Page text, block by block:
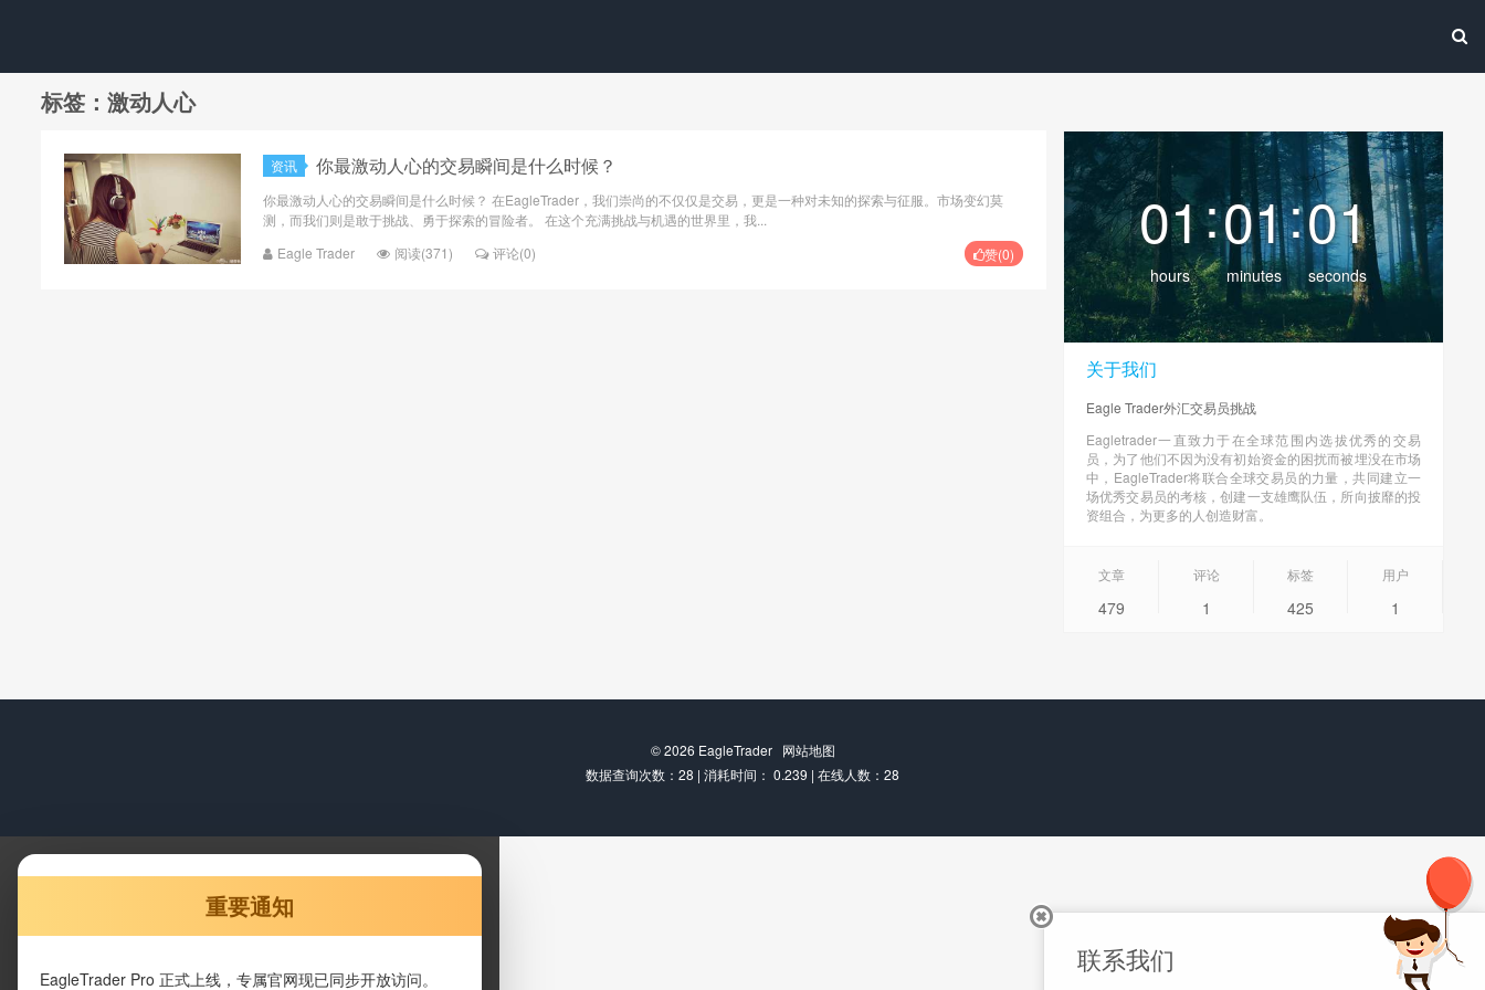
标签：激动人心
资讯 你最激动人心的交易瞬间是什么时候？
你最激动人心的交易瞬间是什么时候？ 在EagleTrader，我们崇尚的不仅仅是交易，更是一种对未知的探索与征服。市场变幻莫
测，而我们则是敢于挑战、勇于探索的冒险者。 在这个充满挑战与机遇的世界里，我...
Eagle Trader
阅读(371) 评论(0) 赞(0) 01
hours
:01
minutes
:01
seconds
关于我们
Eagle Trader外汇交易员挑战
Eagletrader一直致力于在全球范围内选拔优秀的交易
员，为了他们不因为没有初始资金的困扰而被埋没在市场
中，EagleTrader将联合全球交易员的力量，共同建立一
场优秀交易员的考核，创建一支雄鹰队伍，所向披靡的投
资组合，为更多的人创造财富。
文章
479
评论
1
标签
425
用户
1
© 2026 EagleTrader
网站地图
数据查询次数：28 | 消耗时间： 0.239 | 在线人数：28
联系我们
重要通知
EagleTrader Pro 正式上线，专属官网现已同步开放访问。